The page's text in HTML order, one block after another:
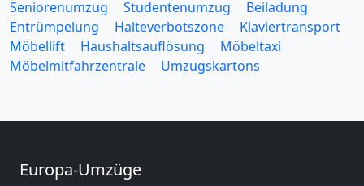
Seniorenumzug
Studentenumzug
Beiladung
Entrümpelung
Halteverbotszone
Klaviertransport
Möbellift
Haushaltsauflösung
Möbeltaxi
Möbelmitfahrzentrale
Umzugskartons
Europa-Umzüge